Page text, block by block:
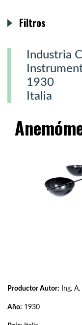
Industria
1930
Italia
Productor Autor: Ing.
Año: 1930
Filtros